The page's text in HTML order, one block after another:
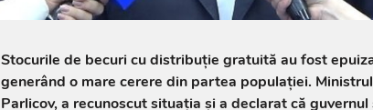
Stocurile de becuri cu distribuție gratuită au fost
generând o mare cerere din partea populației.
Parlicov, a recunoscut situația și a declarat că